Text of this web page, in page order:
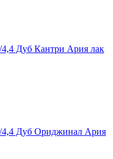
4,4 Дуб Кантри Ария лак
4,4 Дуб Ориджинал Ария